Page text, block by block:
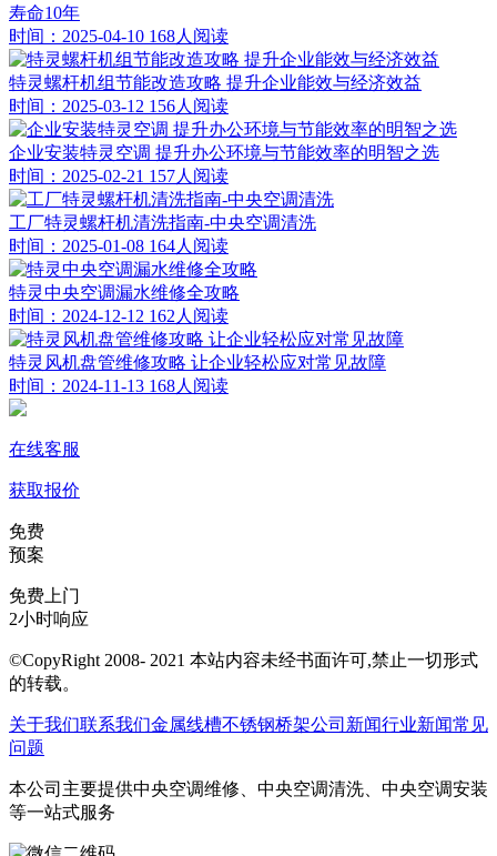
寿命10年
时间：2025-04-10 168人阅读
特灵螺杆机组节能改造攻略 提升企业能效与经济效益
时间：2025-03-12 156人阅读
企业安装特灵空调 提升办公环境与节能效率的明智之选
时间：2025-02-21 157人阅读
工厂特灵螺杆机清洗指南-中央空调清洗
时间：2025-01-08 164人阅读
特灵中央空调漏水维修全攻略
时间：2024-12-12 162人阅读
特灵风机盘管维修攻略 让企业轻松应对常见故障
时间：2024-11-13 168人阅读
在线客服
获取报价
免费
预案
免费上门
2小时响应
©CopyRight 2008- 2021 本站内容未经书面许可,禁止一切形式
的转载。
关于我们联系我们金属线槽不锈钢桥架公司新闻行业新闻常见
问题
本公司主要提供中央空调维修、中央空调清洗、中央空调安装
等一站式服务